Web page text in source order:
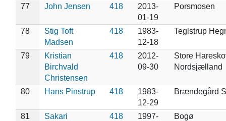
77 John Jensen 418
2013-
01-19
Porsmosen
78
Stig Toft
Madsen
418
1983-
12-18
Teglstrup
79
Kristian
Birchvald
Christensen
418
2012-
09-30
Store
Nordsjælland
80 Hans Pinstrup 418
1983-
12-29
Brændegård
81
Sakari
418
1997-
Bogø